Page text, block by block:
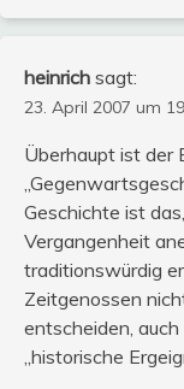
heinrich sagt:
23. April 2007 um
Überhaupt ist der
Geschichte ist
Vergangenheit
traditionswürdig
Zeitgenossen
entscheiden,
„historische